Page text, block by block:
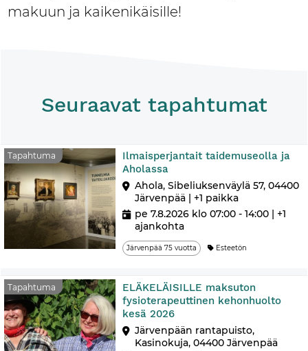
makuun ja kaikenikäisille!
Seuraavat tapahtumat
Tapahtuma
Ilmaisperjantait taidemuseolla ja
Aholassa
Ahola, Sibeliuksenväylä 57, 04400
Järvenpää | +1 paikka
pe 7.8.2026 klo 07:00 - 14:00 | +1
ajankohta
Järvenpää 75 vuotta Esteetön
Tapahtuma
ELÄKELÄISILLE maksuton
fysioterapeuttinen kehonhuolto
kesä 2026
Järvenpään rantapuisto,
Kasinokuja, 04400 Järvenpää